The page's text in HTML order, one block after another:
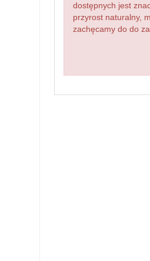
dostępnych jest
przyrost naturalny,
zachęcamy do do